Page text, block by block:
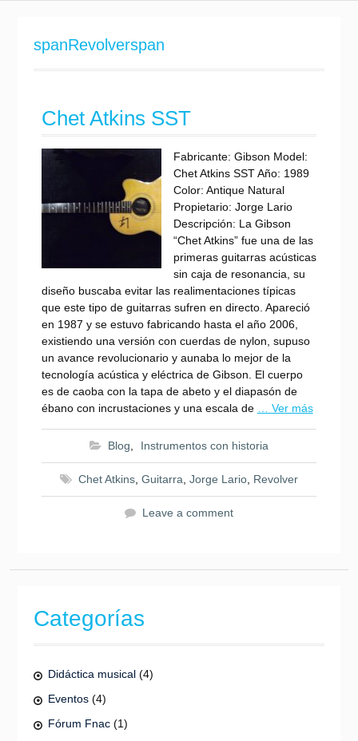
spanRevolverspan
Chet Atkins SST
Fabricante: Gibson Model:
Chet Atkins SST Año: 1989
Color: Antique Natural
Propietario: Jorge Lario
Descripción: La Gibson
“Chet Atkins” fue una de las
primeras guitarras acústicas
sin caja de resonancia, su
diseño buscaba evitar las realimentaciones típicas
que este tipo de guitarras sufren en directo. Apareció
en 1987 y se estuvo fabricando hasta el año 2006,
existiendo una versión con cuerdas de nylon, supuso
un avance revolucionario y aunaba lo mejor de la
tecnología acústica y eléctrica de Gibson. El cuerpo
es de caoba con la tapa de abeto y el diapasón de
ébano con incrustaciones y una escala de
… Ver más
Blog Instrumentos con historia
Chet Atkins, Guitarra Jorge Lario, Revolver
Leave a comment
Categorías
Didáctica musical(4)
Eventos(4)
Fórum Fnac(1)